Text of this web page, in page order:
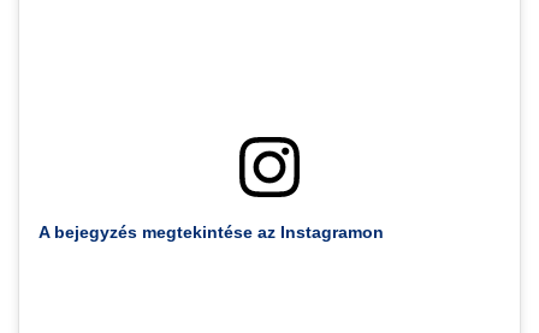
A bejegyzés megtekintése az Instagramon